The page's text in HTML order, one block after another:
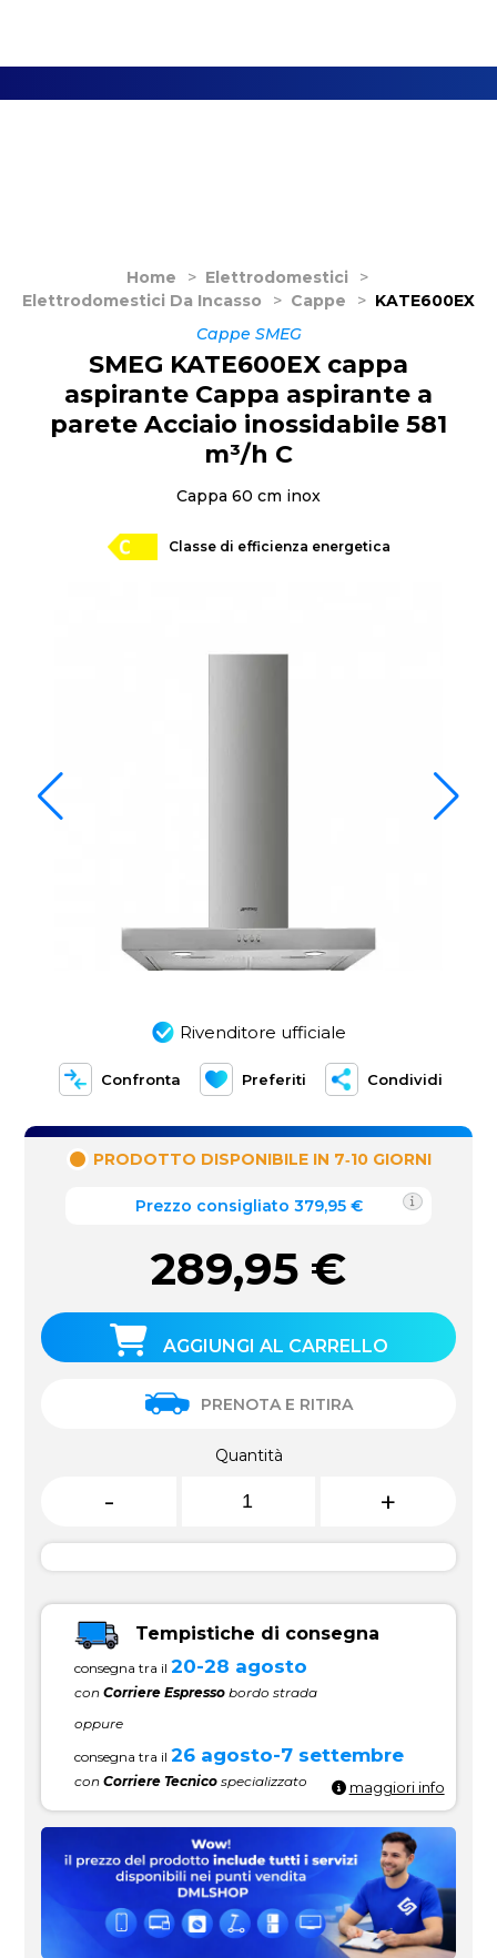
Home > Elettrodomestici
>
Elettrodomestici Da Incasso
> Cappe > KATE600EX
Cappe SMEG
Classe di efficienza energetica
Rivenditore ufficiale
Confronta Preferiti Condividi
SMEG KATE600EX cappa
aspirante Cappa aspirante a
parete Acciaio inossidabile 581
m³/h C
Cappa 60 cm inox
PRODOTTO DISPONIBILE IN 7‑10 GIORNI
Prezzo consigliato 379,95 €
289,95 €
AGGIUNGI AL CARRELLO
PRENOTA E RITIRA
Quantità
- +
Tempistiche di consegna
consegna tra il20-28 agosto
conCorriere Espresso bordo strada
oppure
consegna tra il26 agosto-7 settembre
conCorriere Tecnico specializzato maggiori info